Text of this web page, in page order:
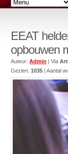
EEAT
opbouwen
Auteur:Admin | Via
Gezien:1035 | Aantal